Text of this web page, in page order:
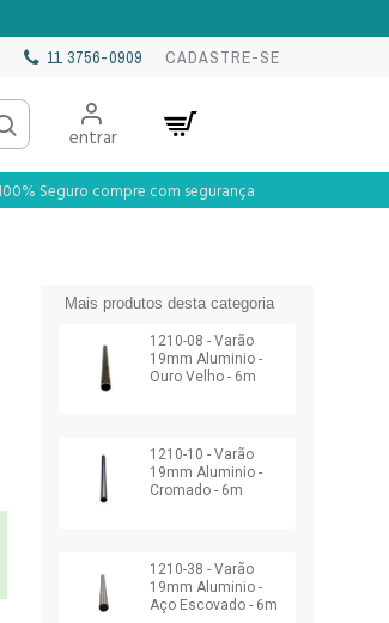
11 3756-0909 CADASTRE-SE
entrar
Seguro compre com segurança
Mais produtos desta categoria
1210-08 - Varão
19mm Aluminio -
Ouro Velho - 6m
1210-10 - Varão
19mm Aluminio -
Cromado - 6m
1210-38 - Varão
19mm Aluminio -
Aço Escovado - 6m